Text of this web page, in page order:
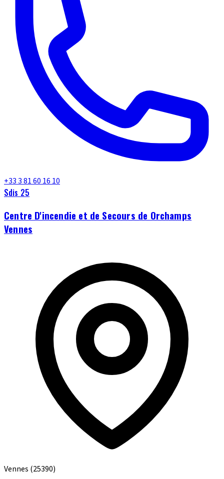
+33 3 81 60 16 10
Sdis 25
Centre D'incendie et de Secours de Orchamps
Vennes
Vennes (25390)